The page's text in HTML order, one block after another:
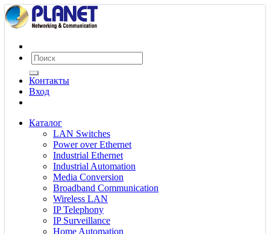
Контакты
Вход
Каталог
LAN Switches
Power over Ethernet
Industrial Ethernet
Industrial Automation
Media Conversion
Broadband Communication
Wireless LAN
IP Telephony
IP Surveillance
Home Automation